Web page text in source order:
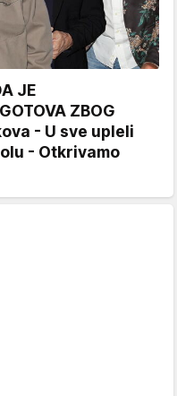
JE
ZBOG
- U sve upleli
- Otkrivamo